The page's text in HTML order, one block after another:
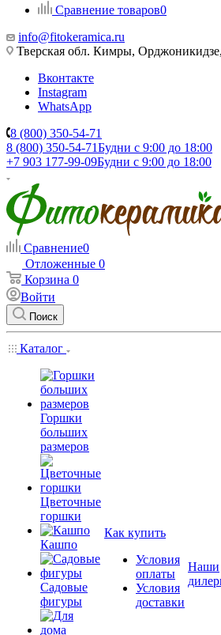
Сравнение товаров0
info@fitokeramica.ru
Тверская обл. Кимры,
Вконтакте
Instagram
WhatsApp
8 (800) 350-54-71
8 (800) 350-54-71Будни с 9:00 до 18:00
+7 903 177-99-09Будни с 9:00 до 18:00
Сравнение0
Отложенные 0
Корзина 0
Войти
Поиск
Каталог
Горшки
больших
размеров
Цветочные
горшки
Кашпо
Садовые
фигуры
Как купить
Условия
оплаты
Условия
доставки
Наши